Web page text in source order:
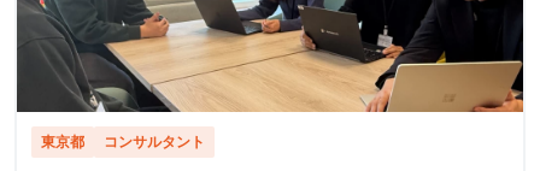
東京都 コンサルタント